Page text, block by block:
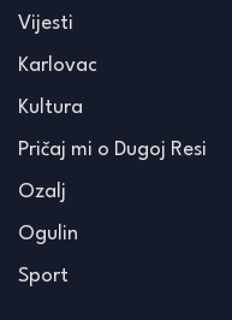
Vijesti
Karlovac
Kultura
Pričaj mi o Dugoj Resi
Ozalj
Ogulin
Sport